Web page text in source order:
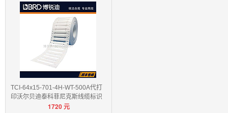
TCI-64x15-701-4H-WT-500A代打
印沃尔贝迪泰科菲尼克斯线缆标识
1720元